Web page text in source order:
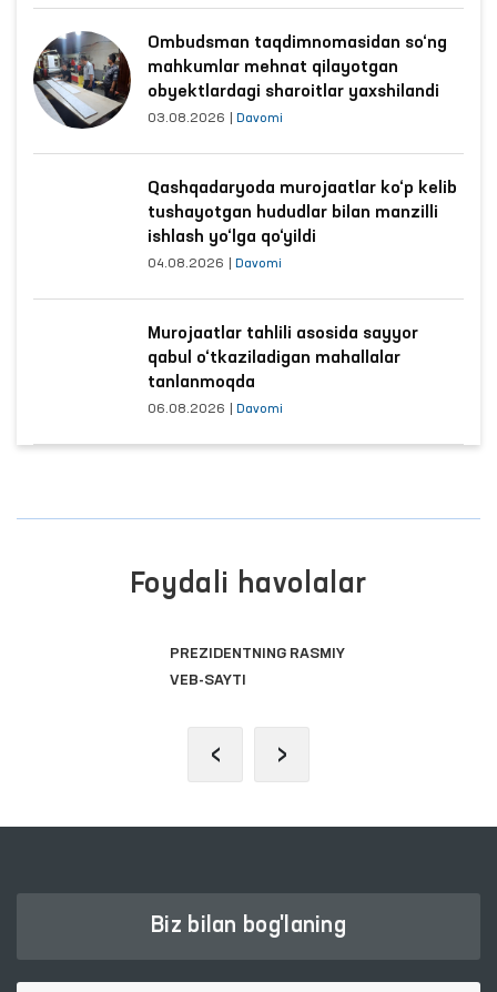
Ombudsman taqdimnomasidan so‘ng
mahkumlar mehnat qilayotgan
obyektlardagi sharoitlar yaxshilandi
03.08.2026 Davomi
Qashqadaryoda murojaatlar ko‘p kelib
tushayotgan hududlar bilan manzilli
ishlash yo‘lga qo‘yildi
04.08.2026 Davomi
Murojaatlar tahlili asosida sayyor
qabul o‘tkaziladigan mahallalar
tanlanmoqda
06.08.2026 Davomi
Foydali havolalar
PREZIDENTNING RASMIY
VEB-SAYTI
‹ ›
Biz bilan bog'laning